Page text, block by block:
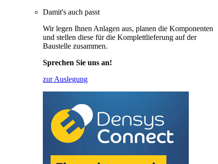
Damit's auch passt
Wir legen Ihnen Anlagen aus, planen die Komponenten
und stellen diese für die Komplettlieferung auf der
Baustelle zusammen.
Sprechen Sie uns an!
zur Auslegung